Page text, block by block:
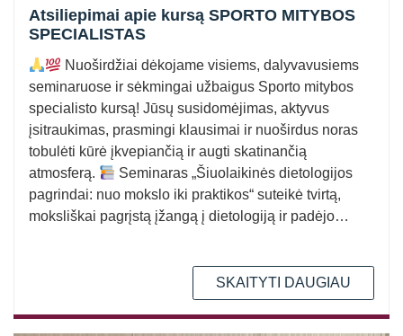
Straipsniai
Atsiliepimai
Kontaktai
Atsiliepimai apie kursą SPORTO MITYBOS
SPECIALISTAS
Nuoširdžiai dėkojame visiems, dalyvavusiems
seminaruose ir sėkmingai užbaigus Sporto mitybos
specialisto kursą! Jūsų susidomėjimas, aktyvus
įsitraukimas, prasmingi klausimai ir nuoširdus noras
tobulėti kūrė įkvepiančią ir augti skatinančią
atmosferą.
Seminaras „Šiuolaikinės dietologijos
pagrindai: nuo mokslo iki praktikos“ suteikė tvirtą,
moksliškai pagrįstą įžangą į dietologiją ir padėjo
SKAITYTI DAUGIAU